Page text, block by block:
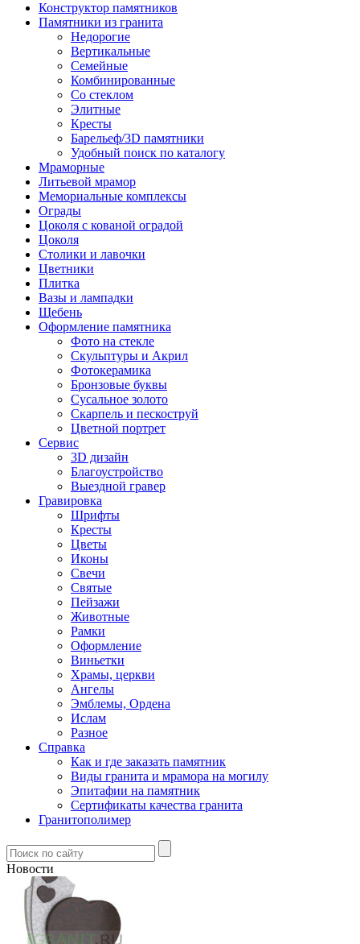
Конструктор памятников
Памятники из гранита
Недорогие
Вертикальные
Семейные
Комбинированные
Со стеклом
Элитные
Кресты
Барельеф/3D памятники
Удобный поиск по каталогу
Мраморные
Литьевой мрамор
Мемориальные комплексы
Ограды
Цоколя с кованой оградой
Цоколя
Столики и лавочки
Цветники
Плитка
Вазы и лампадки
Щебень
Оформление памятника
Фото на стекле
Скульптуры и Акрил
Фотокерамика
Бронзовые буквы
Сусальное золото
Скарпель и пескоструй
Цветной портрет
Сервис
3D дизайн
Благоустройство
Выездной гравер
Гравировка
Шрифты
Кресты
Цветы
Иконы
Свечи
Святые
Пейзажи
Животные
Рамки
Оформление
Виньетки
Храмы, церкви
Ангелы
Эмблемы, Ордена
Ислам
Разное
Справка
Как и где заказать памятник
Виды гранита и мрамора на могилу
Эпитафии на памятник
Сертификаты качества гранита
Гранитополимер
Новости